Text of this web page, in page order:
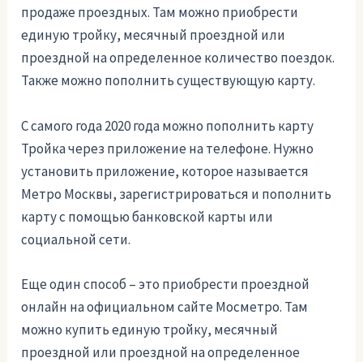
продаже проездных. Там можно приобрести
единую тройку, месячный проездной или
проездной на определенное количество поездок.
Также можно пополнить существующую карту.
С самого года 2020 года можно пополнить карту
Тройка через приложение на телефоне. Нужно
установить приложение, которое называется
Метро Москвы, зарегистрироваться и пополнить
карту с помощью банковской карты или
социальной сети.
Еще один способ – это приобрести проездной
онлайн на официальном сайте Мосметро. Там
можно купить единую тройку, месячный
проездной или проездной на определенное